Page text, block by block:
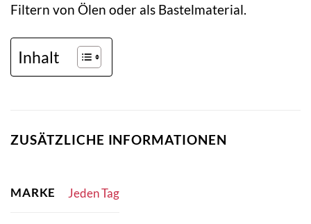
Filtern von Ölen oder als Bastelmaterial.
Inhalt
ZUSÄTZLICHE INFORMATIONEN
MARKE Jeden Tag